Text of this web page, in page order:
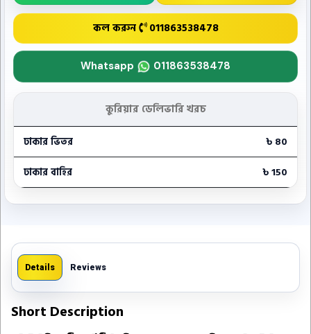
কল করুন 011863538478
Whatsapp 011863538478
কুরিয়ার ডেলিভারি খরচ
ঢাকার ভিতর
৳ 80
ঢাকার বাহির
৳ 150
Details Reviews
Short Description